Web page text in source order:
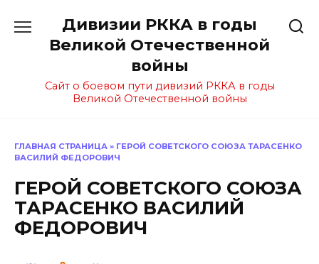
содержанию
Дивизии РККА в годы
Великой Отечественной
войны
Сайт о боевом пути дивизий РККА в годы
Великой Отечественной войны
ГЛАВНАЯ СТРАНИЦА » ГЕРОЙ СОВЕТСКОГО СОЮЗА ТАРАСЕНКО
ВАСИЛИЙ ФЕДОРОВИЧ
ГЕРОЙ СОВЕТСКОГО СОЮЗА
ТАРАСЕНКО ВАСИЛИЙ
ФЕДОРОВИЧ